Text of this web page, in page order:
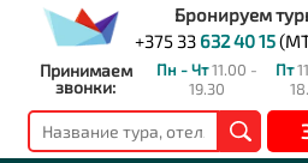
Бронируем
+375 33 632 40 15
Принимаем
звонки:
Пн - Чт11.00 -
19.30
Пт